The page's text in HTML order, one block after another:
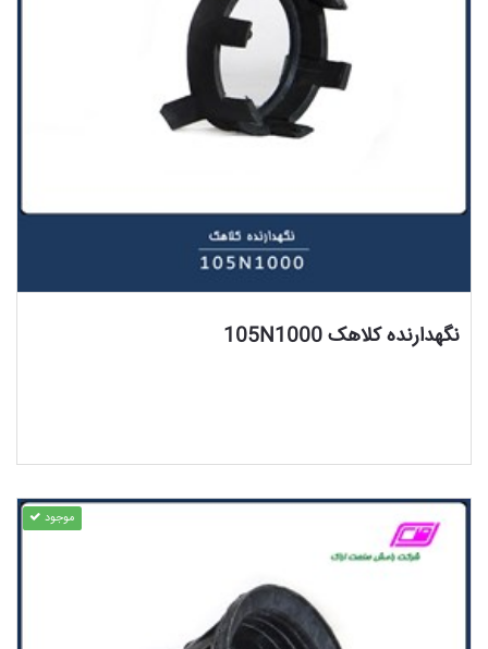
نگهدارنده کلاهک 105N1000
موجود